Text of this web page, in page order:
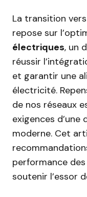
La transition
repose sur
électriques, un
réussir
et garantir une
électricité.
de nos réseaux
exigences
moderne. Cet
performance
soutenir l’essor